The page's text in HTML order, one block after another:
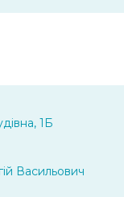
1Б
Васильович